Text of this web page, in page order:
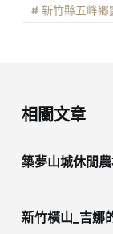
# 新竹縣五峰鄉
相關文章
築夢山城休閒
新竹橫山_吉娜